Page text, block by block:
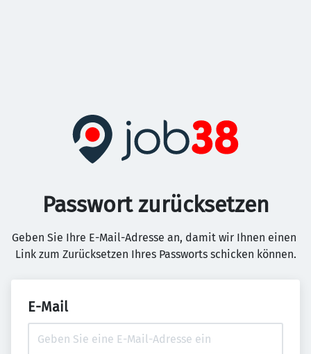
Passwort zurücksetzen
Geben Sie Ihre E-Mail-Adresse an, damit wir Ihnen einen
Link zum Zurücksetzen Ihres Passworts schicken können.
E-Mail